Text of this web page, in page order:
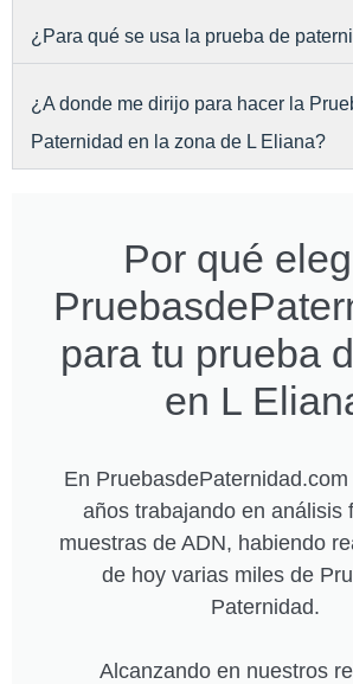
¿Para qué se usa la prueba de
¿A donde me dirijo para hacer la
Paternidad en la zona de L Eliana?
Por qué
para tu prueba
en L
En
años trabajando en análisis
muestras de ADN, habiendo
de hoy varias miles de
Paternidad.
Alcanzando en nuestros